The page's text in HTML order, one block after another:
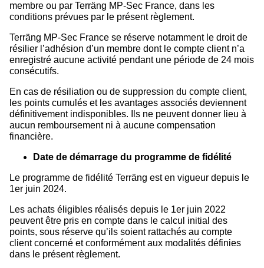
membre ou par Terräng MP-Sec France, dans les
conditions prévues par le présent règlement.
Terräng MP-Sec France se réserve notamment le droit de
résilier l’adhésion d’un membre dont le compte client n’a
enregistré aucune activité pendant une période de 24 mois
consécutifs.
En cas de résiliation ou de suppression du compte client,
les points cumulés et les avantages associés deviennent
définitivement indisponibles. Ils ne peuvent donner lieu à
aucun remboursement ni à aucune compensation
financière.
Date de démarrage du programme de fidélité
Le programme de fidélité Terräng est en vigueur depuis le
1er juin 2024.
Les achats éligibles réalisés depuis le 1er juin 2022
peuvent être pris en compte dans le calcul initial des
points, sous réserve qu’ils soient rattachés au compte
client concerné et conformément aux modalités définies
dans le présent règlement.